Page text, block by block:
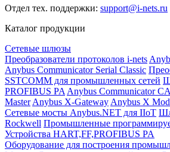
Отдел тех. поддержки: support@i-nets.ru
Каталог продукции
Сетевые шлюзы
Преобразователи протоколов i-nets
Anybus Communicator Serial Classic
SSTCOMM для промышленных сетей
PROFIBUS PA Anybus Communicator
Master Anybus X-Gateway Anybus X
Сетевые мосты Anybus.NET для IIoT
Rockwell Промышленные
Устройства HART,FF,PROFIBUS PA
Оборудование для построения